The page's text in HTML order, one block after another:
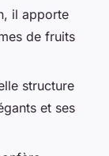
il apporte
de fruits
structure
et ses